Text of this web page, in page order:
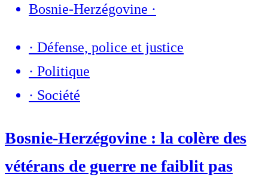
Bosnie-Herzégovine ·
· Défense, police et justice
· Politique
· Société
Bosnie-Herzégovine : la colère des
vétérans de guerre ne faiblit pas